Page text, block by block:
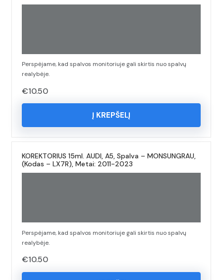
Perspėjame, kad spalvos monitoriuje gali skirtis nuo spalvų
realybėje.
€10.50
Į KREPŠELĮ
KOREKTORIUS 15ml. AUDI, A5, Spalva – MONSUNGRAU,
(Kodas – LX7R), Metai: 2011-2023
Perspėjame, kad spalvos monitoriuje gali skirtis nuo spalvų
realybėje.
€10.50